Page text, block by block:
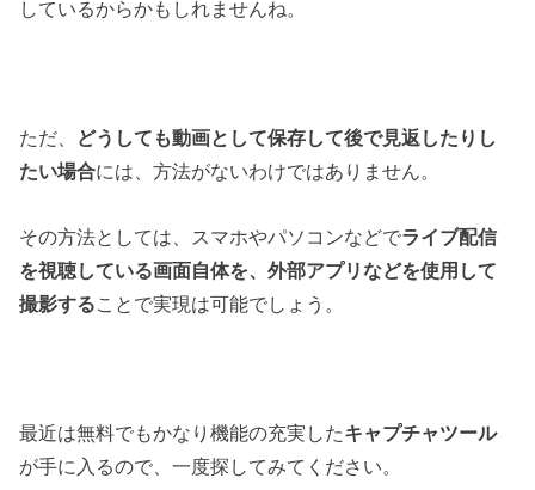
しているからかもしれませんね。
ただ、 どうしても動画として保存して後で見返したりし
たい場合には、方法がないわけではありません。
その方法としては、スマホやパソコンなどでライブ配信
を視聴している画面自体を、外部アプリなどを使用して
撮影することで実現は可能でしょう。
最近は無料でもかなり機能の充実したキャプチャツール
が手に入るので、一度探してみてください。